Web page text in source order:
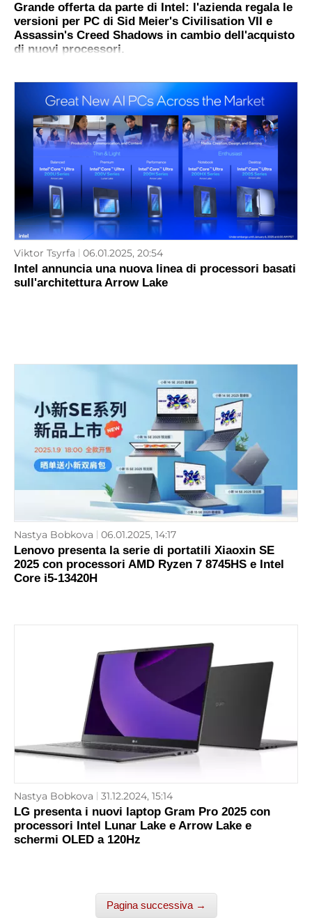
Grande offerta da parte di Intel: l'azienda regala le
versioni per PC di Sid Meier's Civilisation VII e
Assassin's Creed Shadows in cambio dell'acquisto
di nuovi processori.
Viktor Tsyrfa 06.01.2025, 20:54
Intel annuncia una nuova linea di processori basati
sull'architettura Arrow Lake
Nastya Bobkova 06.01.2025, 14:17
Lenovo presenta la serie di portatili Xiaoxin SE
2025 con processori AMD Ryzen 7 8745HS e Intel
Core i5-13420H
Nastya Bobkova 31.12.2024, 15:14
LG presenta i nuovi laptop Gram Pro 2025 con
processori Intel Lunar Lake e Arrow Lake e
schermi OLED a 120Hz
Pagina successiva →